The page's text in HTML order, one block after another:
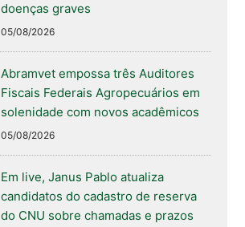
doenças graves
05/08/2026
Abramvet empossa três Auditores
Fiscais Federais Agropecuários em
solenidade com novos acadêmicos
05/08/2026
Em live, Janus Pablo atualiza
candidatos do cadastro de reserva
do CNU sobre chamadas e prazos